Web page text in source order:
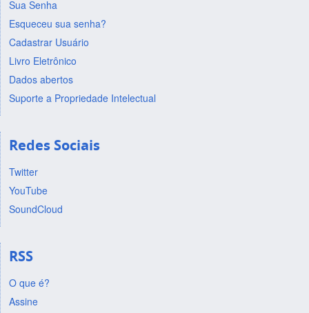
Sua Senha
Esqueceu sua senha?
Cadastrar Usuário
Livro Eletrônico
Dados abertos
Suporte a Propriedade Intelectual
Redes Sociais
Twitter
YouTube
SoundCloud
RSS
O que é?
Assine